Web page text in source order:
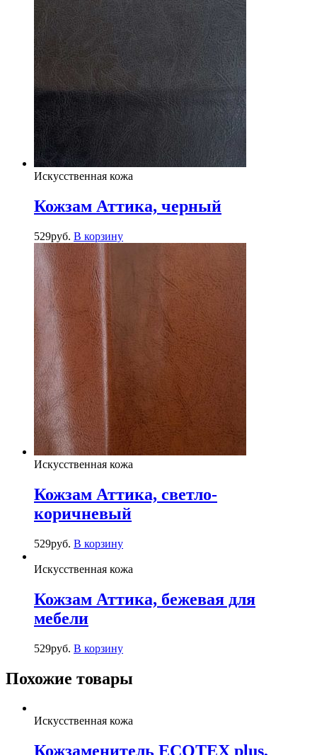
Искусственная кожа
Кожзам Аттика, черный
529руб. В корзину
Искусственная кожа
Кожзам Аттика, светло-
коричневый
529руб. В корзину
Искусственная кожа
Кожзам Аттика, бежевая для
мебели
529руб. В корзину
Похожие товары
Искусственная кожа
Кожзаменитель ECOTEX plus,